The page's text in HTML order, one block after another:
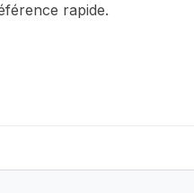
rapide.